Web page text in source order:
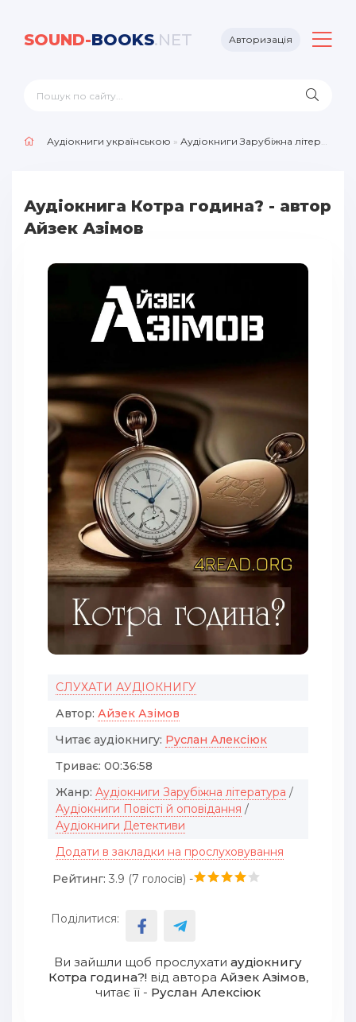
SOUND-BOOKS.NET Авторизація
Аудіокниги українською » Аудіокниги Зарубіжна література
Аудіокнига Котра година? - автор
Айзек Азімов
СЛУХАТИ АУДІОКНИГУ
Автор: Айзек Азімов
Читає аудіокнигу: Руслан Алексіюк
Триває: 00:36:58
Жанр: Аудіокниги Зарубіжна література /
Аудіокниги Повісті й оповідання /
Аудіокниги Детективи
Додати в закладки на прослуховування
Рейтинг: 3.9 (7 голосів) -
Поділитися:
Ви зайшли щоб прослухати аудіокнигу
Котра година?!від автора Айзек Азімов,
читає її - Руслан Алексіюк